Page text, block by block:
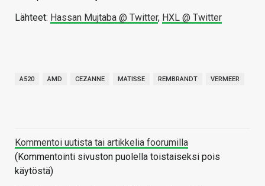
Lähteet: Hassan Mujtaba @ Twitter, HXL @ Twitter
A520 AMD CEZANNE MATISSE REMBRANDT VERMEER
Kommentoi uutista tai artikkelia foorumilla
(Kommentointi sivuston puolella toistaiseksi pois
käytöstä)